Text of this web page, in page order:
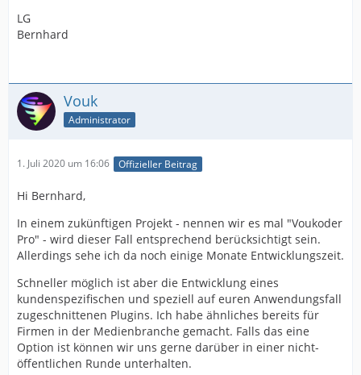
LG
Bernhard
Vouk
Administrator
1. Juli 2020 um 16:06 Offizieller Beitrag
Hi Bernhard,
In einem zukünftigen Projekt - nennen wir es mal "Voukoder
Pro" - wird dieser Fall entsprechend berücksichtigt sein.
Allerdings sehe ich da noch einige Monate Entwicklungszeit.
Schneller möglich ist aber die Entwicklung eines
kundenspezifischen und speziell auf euren Anwendungsfall
zugeschnittenen Plugins. Ich habe ähnliches bereits für
Firmen in der Medienbranche gemacht. Falls das eine
Option ist können wir uns gerne darüber in einer nicht-
öffentlichen Runde unterhalten.